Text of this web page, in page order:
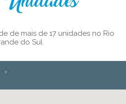
Unidades
de mais de 17 unidades no Rio
do Sul